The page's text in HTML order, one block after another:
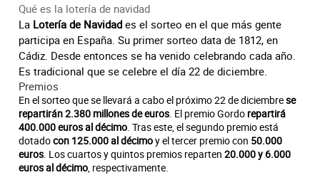
Qué es la lotería de navidad
La Lotería de Navidad es el sorteo en el que más gente
participa en España. Su primer sorteo data de 1812, en
Cádiz. Desde entonces se ha venido celebrando cada año.
Es tradicional que se celebre el día 22 de diciembre.
Premios
En el sorteo que se llevará a cabo el próximo 22 de diciembrese
repartirán 2.380 millones de euros . El premio Gordo repartirá
400.000 euros al décimo . Tras este, el segundo premio está
dotadocon 125.000 al décimoy el tercer premio con 50.000
euros . Los cuartos y quintos premios reparten20.000 y 6.000
euros al décimo , respectivamente.